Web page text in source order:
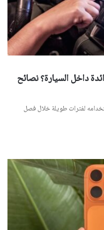
داخل السيارة؟ نصائح
لفترات طويلة خلال فصل